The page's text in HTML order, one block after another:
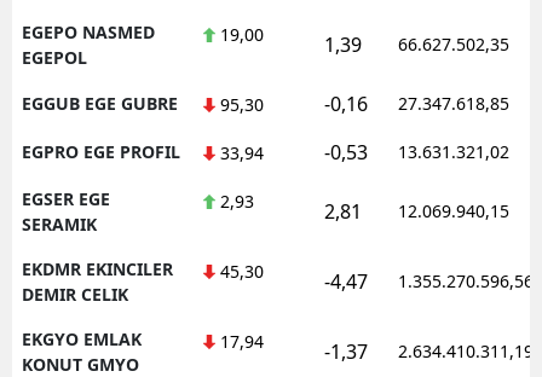
EGEPO NASMED
EGEPOL
19,00 1,39 66.627.502,35
EGGUB EGE GUBRE 95,30 -0,16 27.347.618,85
EGPRO EGE PROFIL 33,94 -0,53 13.631.321,02
EGSER EGE
SERAMIK
2,93 2,81 12.069.940,15
EKDMR EKINCILER
DEMIR CELIK
45,30 -4,47 1.355.270.596,56
EKGYO EMLAK
KONUT GMYO
17,94 -1,37 2.634.410.311,19